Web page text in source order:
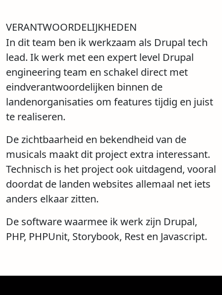
VERANTWOORDELIJKHEDEN
In dit team ben ik werkzaam als Drupal tech
lead. Ik werk met een expert level Drupal
engineering team en schakel direct met
eindverantwoordelijken binnen de
landenorganisaties om features tijdig en juist
te realiseren.
De zichtbaarheid en bekendheid van de
musicals maakt dit project extra interessant.
Technisch is het project ook uitdagend, vooral
doordat de landen websites allemaal net iets
anders elkaar zitten.
De software waarmee ik werk zijn Drupal,
PHP, PHPUnit, Storybook, Rest en Javascript.